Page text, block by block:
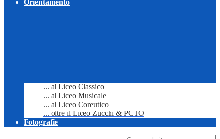
Orientamento
... al Liceo Classico
... al Liceo Musicale
... al Liceo Coreutico
... oltre il Liceo Zucchi & PCTO
Fotografie